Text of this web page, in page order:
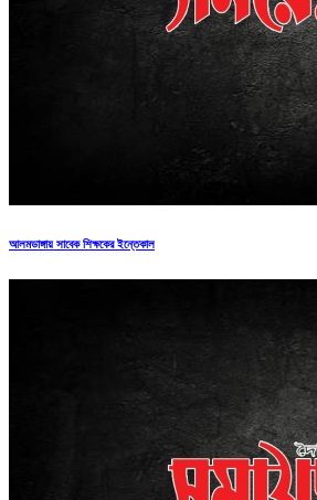
আলমডাঙ্গায় সাবেক শিক্ষকের ইন্তেকাল